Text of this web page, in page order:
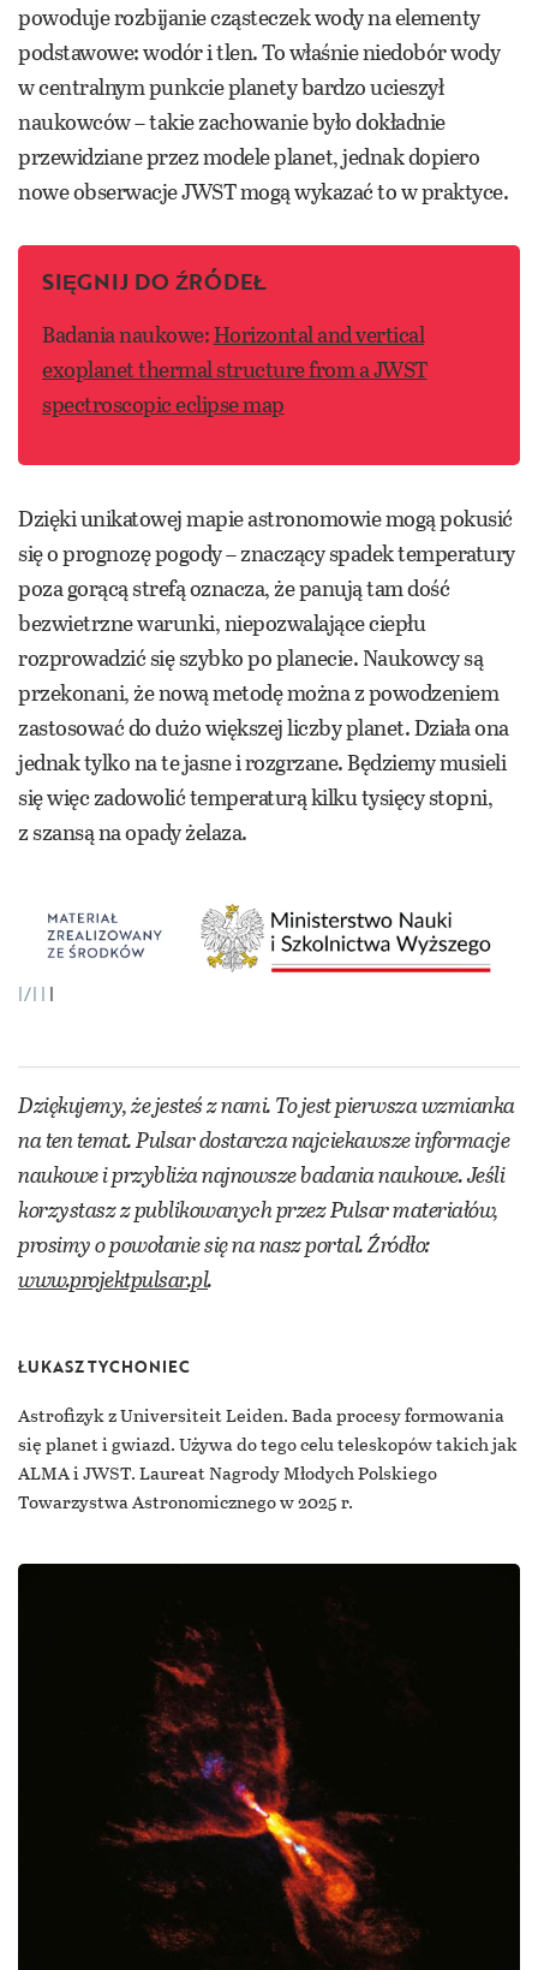
powoduje rozbijanie cząsteczek wody na elementy
podstawowe: wodór i tlen. To właśnie niedobór wody
w centralnym punkcie planety bardzo ucieszył
naukowców – takie zachowanie było dokładnie
przewidziane przez modele planet, jednak dopiero
nowe obserwacje JWST mogą wykazać to w praktyce.
SIĘGNIJ DO ŹRÓDEŁ
Badania naukowe:Horizontal and vertical
exoplanet thermal structure from a JWST
spectroscopic eclipse map
Dzięki unikatowej mapie astronomowie mogą pokusić
się o prognozę pogody – znaczący spadek temperatury
poza gorącą strefą oznacza, że panują tam dość
bezwietrzne warunki, niepozwalające ciepłu
rozprowadzić się szybko po planecie. Naukowcy są
przekonani, że nową metodę można z powodzeniem
zastosować do dużo większej liczby planet. Działa ona
jednak tylko na te jasne i rozgrzane. Będziemy musieli
się więc zadowolić temperaturą kilku tysięcy stopni,
z szansą na opady żelaza.
|/| |
Dziękujemy, że jesteś z nami. To jest pierwsza wzmianka
na ten temat. Pulsar dostarcza najciekawsze informacje
naukowe i przybliża najnowsze badania naukowe. Jeśli
korzystasz z publikowanych przez Pulsar materiałów,
prosimy o powołanie się na nasz portal. Źródło:
www.projektpulsar.pl.
ŁUKASZ TYCHONIEC
Astrofizyk z Universiteit Leiden. Bada procesy formowania
się planet i gwiazd. Używa do tego celu teleskopów takich jak
ALMA i JWST. Laureat Nagrody Młodych Polskiego
Towarzystwa Astronomicznego w 2025 r.